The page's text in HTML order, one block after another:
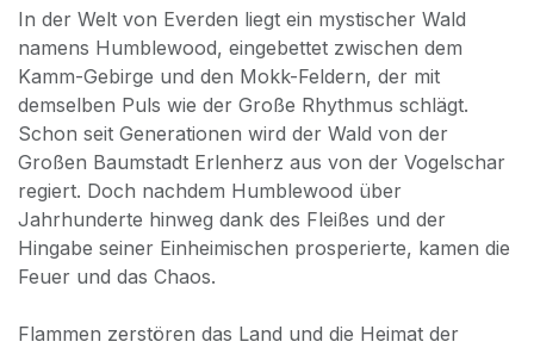
In der Welt von Everden liegt ein mystischer Wald
namens Humblewood, eingebettet zwischen dem
Kamm-Gebirge und den Mokk-Feldern, der mit
demselben Puls wie der Große Rhythmus schlägt.
Schon seit Generationen wird der Wald von der
Großen Baumstadt Erlenherz aus von der Vogelschar
regiert. Doch nachdem Humblewood über
Jahrhunderte hinweg dank des Fleißes und der
Hingabe seiner Einheimischen prosperierte, kamen die
Feuer und das Chaos.
Flammen zerstören das Land und die Heimat der